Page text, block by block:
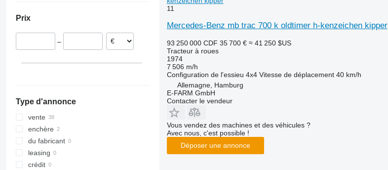
JX
Luxxum
Maxxum
Optum
Puma
Quadtrac
Quantum
STX
3046 R
3640
3720
4052 R
4066
4520
4650
399
698
3060
3080
3085
3640
4235
Hongrie
Royaume-Uni
Prix
–
Type d'annonce
vente
enchère
du fabricant
leasing
crédit
11
Mercedes-Benz mb trac 700 k oldtimer h-kenzeichen kipper
93 250 000 CDF 35 700 € ≈ 41 250 $US
Tracteur à roues
1974
7 506 m/h
Configuration de l'essieu 4x4 Vitesse de déplacement 40 km/h
Allemagne, Hamburg
E-FARM GmbH
Contacter le vendeur
Vous vendez des machines et des véhicules ?
Avec nous, c'est possible !
Déposer une annonce